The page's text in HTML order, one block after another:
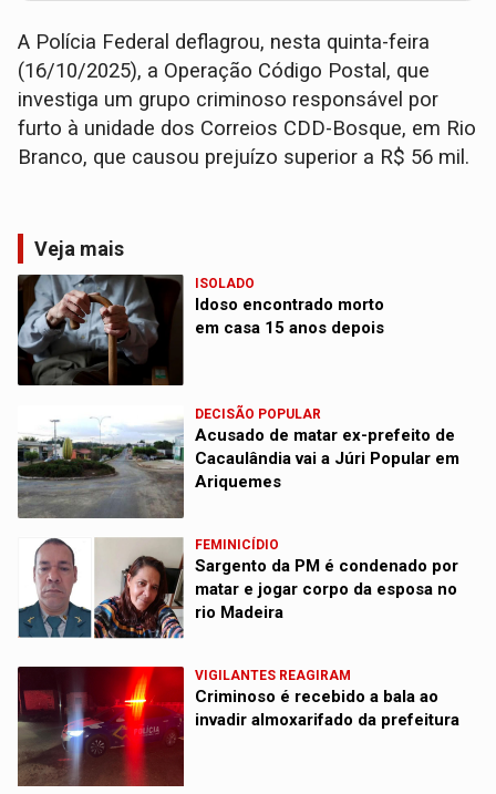
A Polícia Federal deflagrou, nesta quinta-feira
(16/10/2025), a Operação Código Postal, que
investiga um grupo criminoso responsável por
furto à unidade dos Correios CDD-Bosque, em Rio
Branco, que causou prejuízo superior a R$ 56 mil.
Veja mais
ISOLADO
Idoso encontrado morto
em casa 15 anos depois
DECISÃO POPULAR
Acusado de matar ex-prefeito de
Cacaulândia vai a Júri Popular em
Ariquemes
FEMINICÍDIO
Sargento da PM é condenado por
matar e jogar corpo da esposa no
rio Madeira
VIGILANTES REAGIRAM
Criminoso é recebido a bala ao
invadir almoxarifado da prefeitura